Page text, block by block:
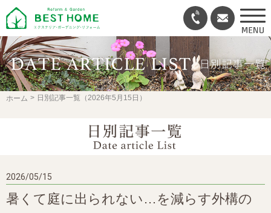
ホーム 日別記事一覧（2026年5月15日）
2026/05/15
暑くて庭に出られない…を減らす外構の